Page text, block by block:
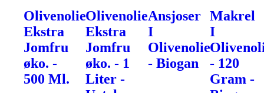
Olivenolie
Ekstra
Jomfru
øko. -
500 Ml.
Olivenolie
Ekstra
Jomfru
øko. - 1
Liter -
Ansjoser
I
Olivenolie
- Biogan
Makrel
I
- 120
Gram -